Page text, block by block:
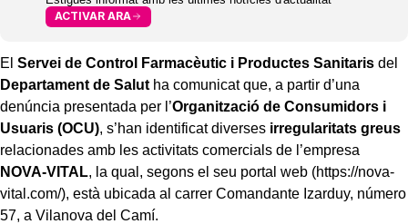
ACTIVAR ARA
El Servei de Control Farmacèutic i Productes Sanitaris del
Departament de Salut ha comunicat que, a partir d’una
denúncia presentada per l’Organització de Consumidors i
Usuaris (OCU), s’han identificat diverses irregularitats greus
relacionades amb les activitats comercials de l’empresa
NOVA-VITAL, la qual, segons el seu portal web (https://nova-
vital.com/), està ubicada al carrer Comandante Izarduy, número
57, a Vilanova del Camí.